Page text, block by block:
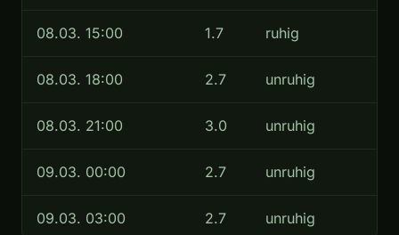
08.03. 15:00 1.7 ruhig
08.03. 18:00 2.7 unruhig
08.03. 21:00 3.0 unruhig
09.03. 00:00 2.7 unruhig
09.03. 03:00 2.7 unruhig